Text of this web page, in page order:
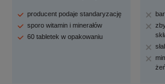
producent podaje standaryzację
sporo witamin i minerałów
60 tabletek w opakowaniu